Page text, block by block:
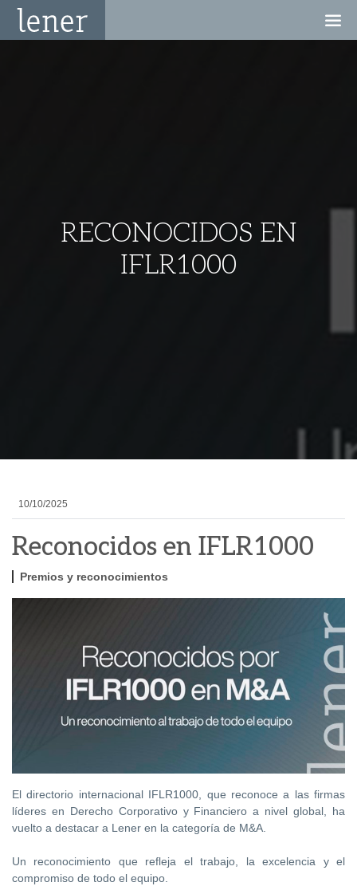
RECONOCIDOS EN
IFLR1000
10/10/2025
Reconocidos en IFLR1000
Premios y reconocimientos
El directorio internacional IFLR1000, que reconoce a las firmas
líderes en Derecho Corporativo y Financiero a nivel global, ha
vuelto a destacar a Lener en la categoría de M&A.
Un reconocimiento que refleja el trabajo, la excelencia y el
compromiso de todo el equipo.